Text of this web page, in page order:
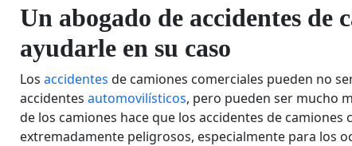
Un abogado de accidentes de
ayudarle en su caso
Los accidentes de camiones comerciales pueden no
accidentes automovilísticos, pero pueden ser mucho
de los camiones hace que los accidentes de camiones
extremadamente peligrosos, especialmente para los